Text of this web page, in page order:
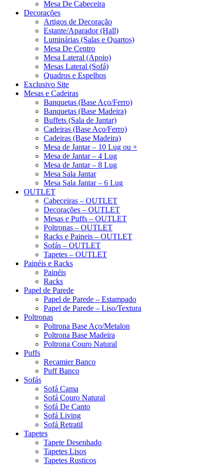
Mesa De Cabeceira
Decorações
Artigos de Decoração
Estante/Aparador (Hall)
Luminárias (Salas e Quartos)
Mesa De Centro
Mesa Lateral (Apoio)
Mesas Lateral (Sofá)
Quadros e Espelhos
Exclusivo Site
Mesas e Cadeiras
Banquetas (Base Aço/Ferro)
Banquetas (Base Madeira)
Buffets (Sala de Jantar)
Cadeiras (Base Aço/Ferro)
Cadeiras (Base Madeira)
Mesa de Jantar – 10 Lug ou +
Mesa de Jantar – 4 Lug
Mesa de Jantar – 8 Lug
Mesa Sala Jantar
Mesa Sala Jantar – 6 Lug
OUTLET
Cabeceiras – OUTLET
Decorações – OUTLET
Mesas e Puffs – OUTLET
Poltronas – OUTLET
Racks e Paineis – OUTLET
Sofás – OUTLET
Tapetes – OUTLET
Painéis e Racks
Painéis
Racks
Papel de Parede
Papel de Parede – Estampado
Papel de Parede – Liso/Textura
Poltronas
Poltrona Base Aço/Metalon
Poltrona Base Madeira
Poltrona Couro Natural
Puffs
Recamier Banco
Puff Banco
Sofás
Sofá Cama
Sofá Couro Natural
Sofá De Canto
Sofá Living
Sofá Retratil
Tapetes
Tapete Desenhado
Tapetes Lisos
Tapetes Rusticos